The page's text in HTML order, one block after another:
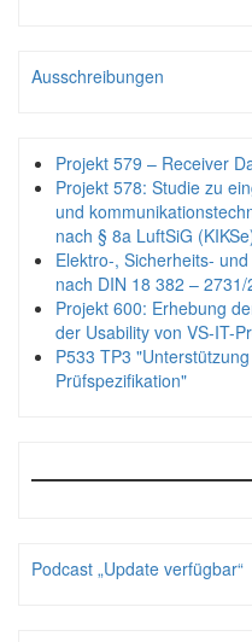
Ausschreibungen
Projekt 579 – Receiver
Projekt 578: Studie zu
und
nach § 8a LuftSiG
Elektro-, Sicherheits-
nach DIN 18 382 – 2731/
Projekt 600: Erhebung
der Usability von VS-IT-
P533 TP3
Prüfspezifikation"
Podcast „Update verfügbar“